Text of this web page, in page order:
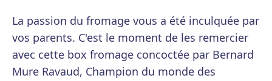
La passion du fromage vous a été inculquée par
vos parents. C'est le moment de les remercier
avec cette box fromage concoctée par Bernard
Mure Ravaud, Champion du monde des